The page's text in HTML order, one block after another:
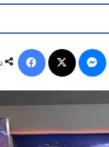
ماسنجر واتساب